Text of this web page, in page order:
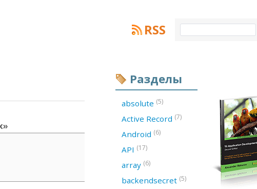
RSS
Разделы
absolute (5)
Active Record (7)
Android (6)
API (17)
array (6)
backendsecret (5)